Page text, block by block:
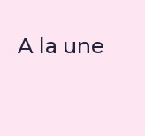
A la une